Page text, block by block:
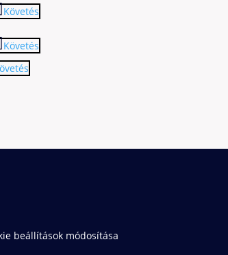
Követés
Követés
beállítások módosítása